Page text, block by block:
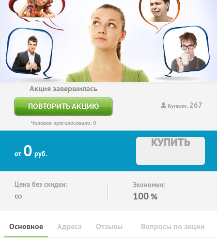
Купили: 267
Акция завершилась
ПОВТОРИТЬ АКЦИЮ
Человек проголосовало: 0
от 0 руб.
КУПИТЬ
Цена без скидки:
∞
Экономия:
100 %
Основное Отзывы Вопросы по акции
Адреса